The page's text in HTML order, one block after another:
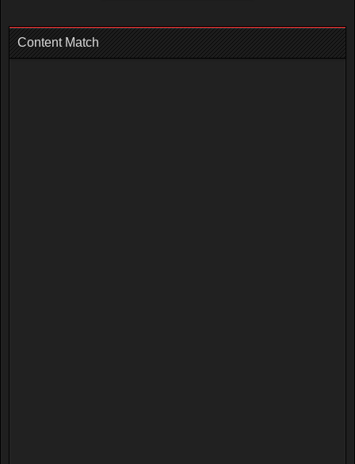
Content Match